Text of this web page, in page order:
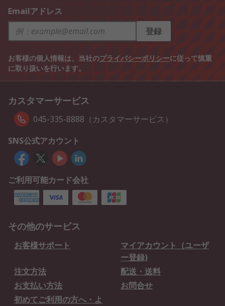
Emailアドレス
登録
お客様の個人情報は、当社のプライバシーポリシーに従って慎重
に取り扱いを行います。
カスタマーサービス
045-335-8888（カスタマーサービス）
SNS公式アカウント
ご利用可能カード会社
その他のサービス
お客様サポート
マイアカウント（ユーザ
ー登録)
注文方法
配送・送料
お支払い方法
お問合せ
初めてご利用の方へ・よ